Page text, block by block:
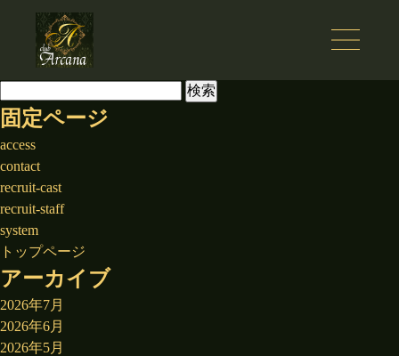
索:
固定ページ
access
contact
recruit-cast
recruit-staff
system
トップページ
アーカイブ
2026年7月
2026年6月
2026年5月